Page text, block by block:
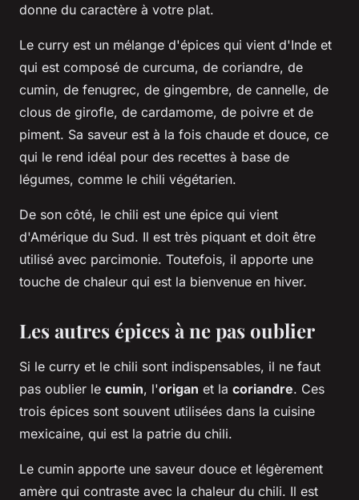
donne du caractère à votre plat.
Le curry est un mélange d'épices qui vient d'Inde et
qui est composé de curcuma, de coriandre, de
cumin, de fenugrec, de gingembre, de cannelle, de
clous de girofle, de cardamome, de poivre et de
piment. Sa saveur est à la fois chaude et douce, ce
qui le rend idéal pour des recettes à base de
légumes, comme le chili végétarien.
De son côté, le chili est une épice qui vient
d'Amérique du Sud. Il est très piquant et doit être
utilisé avec parcimonie. Toutefois, il apporte une
touche de chaleur qui est la bienvenue en hiver.
Les autres épices à ne pas oublier
Si le curry et le chili sont indispensables, il ne faut
pas oublier le cumin, l'origan et la coriandre. Ces
trois épices sont souvent utilisées dans la cuisine
mexicaine, qui est la patrie du chili.
Le cumin apporte une saveur douce et légèrement
amère qui contraste avec la chaleur du chili. Il est